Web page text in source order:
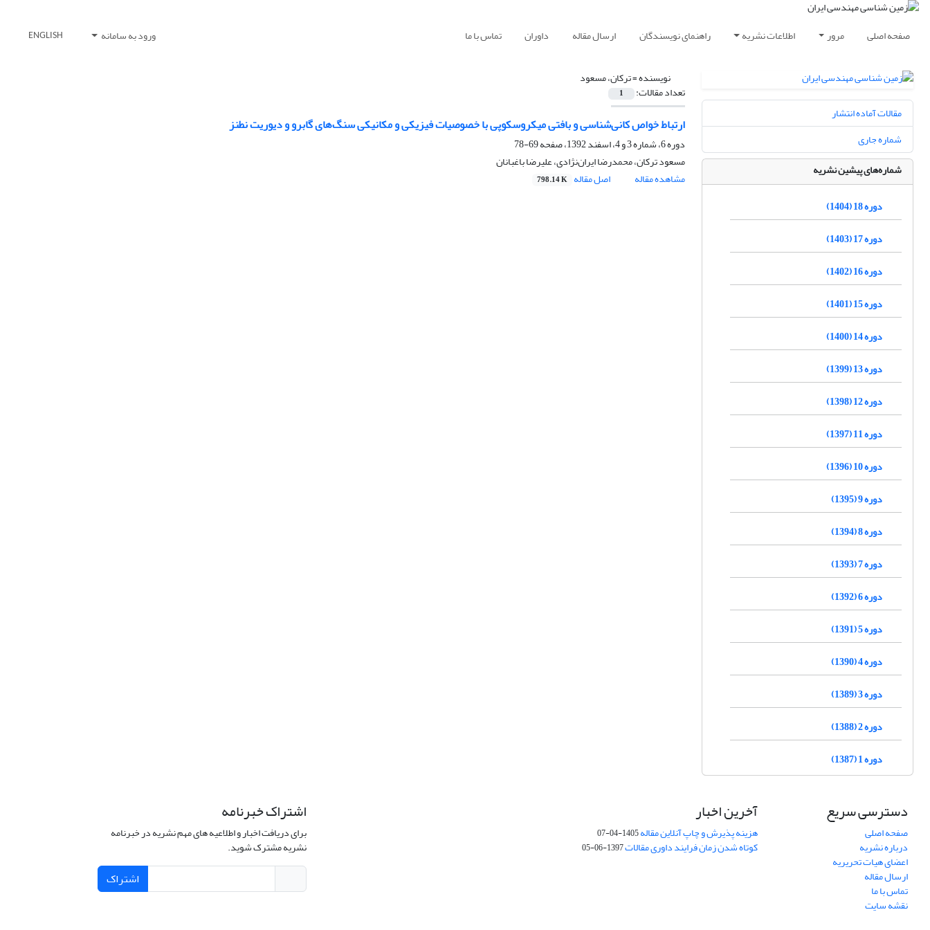
صفحه اصلی مرور اطلاعات نشریه راهنمای نویسندگان ارسال مقاله داوران تماس با ما ورود به سامانه ENGLISH
نویسنده =ترکان، مسعود
تعداد مقالات: 1
ارتباط خواص کانی‌شناسی و بافتی میکروسکوپی با خصوصیات فیزیکی و مکانیکی سنگ‌های گابرو و دیوریت نطنز
دوره 6، شماره 3 و 4، اسفند 1392، صفحه
69-78
مسعود ترکان، محمدرضا ایران‌نژادی، علیرضا باغبانان
مشاهده مقاله
اصل مقاله 798.14 K
مقالات آماده انتشار
شماره جاری
شماره‌های پیشین نشریه
دوره 18 (1404)
دوره 17 (1403)
دوره 16 (1402)
دوره 15 (1401)
دوره 14 (1400)
دوره 13 (1399)
دوره 12 (1398)
دوره 11 (1397)
دوره 10 (1396)
دوره 9 (1395)
دوره 8 (1394)
دوره 7 (1393)
دوره 6 (1392)
دوره 5 (1391)
دوره 4 (1390)
دوره 3 (1389)
دوره 2 (1388)
دوره 1 (1387)
دسترسی سریع
صفحه اصلی
درباره نشریه
اعضای هیات تحریریه
ارسال مقاله
تماس با ما
نقشه سایت
آخرین اخبار
هزینه پذیرش و چاپ آنلاین مقاله1405-04-07
کوتاه شدن زمان فرایند داوری مقالات1397-06-05
اشتراک خبرنامه
برای دریافت اخبار و اطلاعیه های مهم نشریه در خبرنامه
نشریه مشترک شوید.
اشتراک